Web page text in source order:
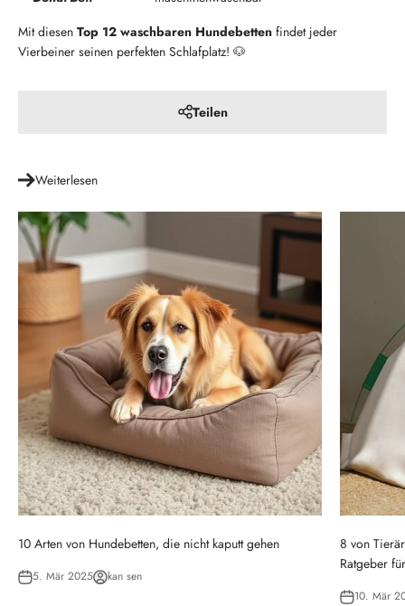
Mit diesen Top 12 waschbaren Hundebetten findet jeder
Vierbeiner seinen perfekten Schlafplatz! 🐶
Teilen
Weiterlesen
10 Arten von Hundebetten, die nicht kaputt gehen
5. Mär 2025 kan sen
8 von
Ratgeber
10. Mär